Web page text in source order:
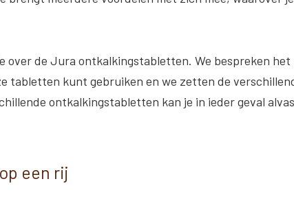
de Jura ontkalkingstabletten. We bespreken het
tabletten kunt gebruiken en we zetten de
ontkalkingstabletten kan je in ieder geval
een rij